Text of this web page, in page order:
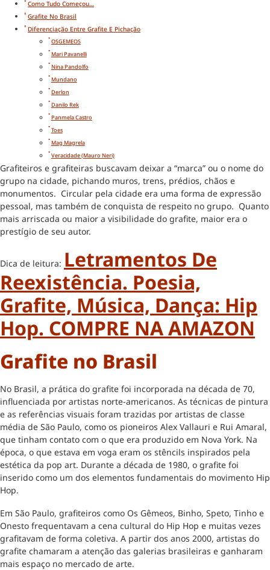
Como Tudo Começou…
Grafite No Brasil
Diferenciação Entre Grafite E Pichação
OSGEMEOS
Mari Pavanelli
Nina Pandolfo
Mundano
Derlon
Danilo Rek
Panmela Castro
Toes
Mag Magrela
Veracidade (Mauro Neri)
Grafiteiros e grafiteiras buscavam deixar a “marca” ou o nome do
grupo na cidade, pichando muros, trens, prédios, chãos e
monumentos. Circular pela cidade era uma forma de expressão
pessoal, mas também de conquista de respeito no grupo. Quanto
mais arriscada ou maior a visibilidade do grafite, maior era o
prestígio de seu autor.
Dica de leitura: Letramentos De
Reexistência. Poesia,
Grafite, Música, Dança: Hip
Hop. COMPRE NA AMAZON
Grafite no Brasil
No Brasil, a prática do grafite foi incorporada na década de 70,
influenciada por artistas norte-americanos. As técnicas de pintura
e as referências visuais foram trazidas por artistas de classe
média de São Paulo, como os pioneiros Alex Vallauri e Rui Amaral,
que tinham contato com o que era produzido em Nova York. Na
época, o que estava em voga eram os stêncils inspirados pela
estética da pop art. Durante a década de 1980, o grafite foi
inserido como um dos elementos fundamentais do movimento Hip
Hop.
Em São Paulo, grafiteiros como Os Gêmeos, Binho, Speto, Tinho e
Onesto frequentavam a cena cultural do Hip Hop e muitas vezes
grafitavam de forma coletiva. A partir dos anos 2000, artistas do
grafite chamaram a atenção das galerias brasileiras e ganharam
mais espaço no mercado de arte.